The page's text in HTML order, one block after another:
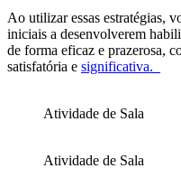
Ao utilizar essas estratégias,
iniciais a desenvolverem
de forma eficaz e prazerosa,
satisfatória e significativa.
Atividade de Sala
Atividade de Sala